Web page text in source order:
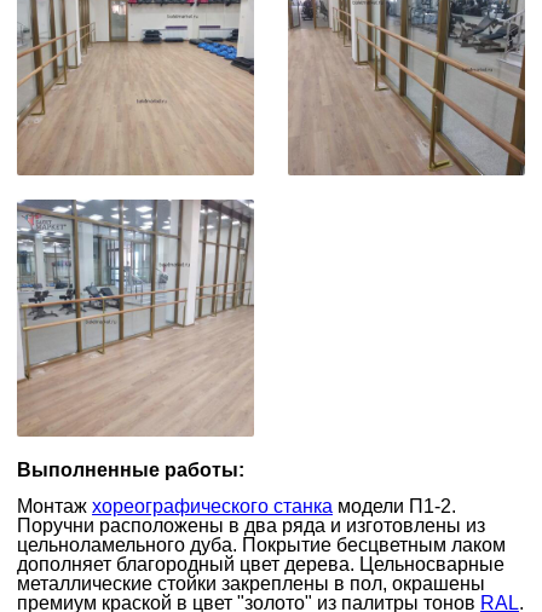
Выполненные работы:
Монтаж хореографического станка модели П1-2.
Поручни расположены в два ряда и изготовлены из
цельноламельного дуба. Покрытие бесцветным лаком
дополняет благородный цвет дерева. Цельносварные
металлические стойки закреплены в пол, окрашены
премиум краской в цвет "золото" из палитры тонов RAL.